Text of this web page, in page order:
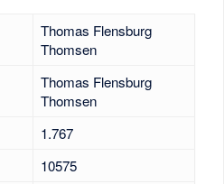
Thomas Flensburg
Thomsen
Thomas Flensburg
Thomsen
1.767
10575